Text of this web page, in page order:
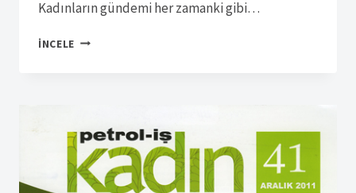
Kadınların gündemi her zamanki gibi…
İNCELE SÜRELI